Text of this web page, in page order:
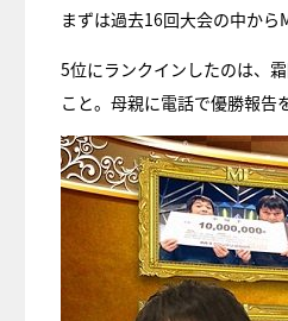
まずは過去16回大会の中か
5位にランクインしたのは、
こと。母親に電話で優勝報告